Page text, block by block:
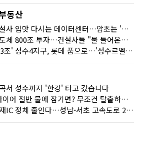
동산
건설사 입맛 다시는 데이터센터…암초는 '주민 반대'
반도체 800조 투자…건설사들 "물 들어온다!"
'1.3조' 성수4지구, 롯데 품으로…'성수르엘 S70' 거듭
서 성수까지 '한강' 타고 갔습니다
"타이어 절반 물에 잠기면? 무조건 탈출하세요"
양재IC 정체 줄인다…성남-서초 고속도로 2029년 착공